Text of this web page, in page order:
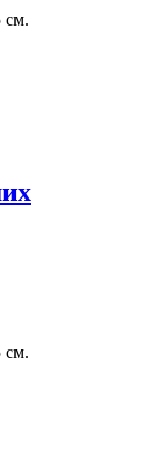
см.
см.